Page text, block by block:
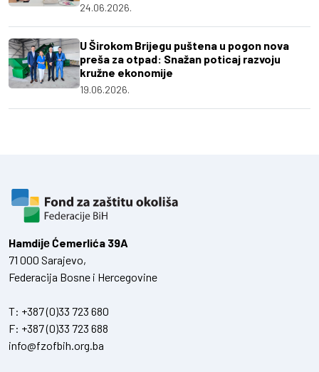
24.06.2026.
U Širokom Brijegu puštena u pogon nova
preša za otpad: Snažan poticaj razvoju
kružne ekonomije
19.06.2026.
Hamdiје Ćemerlića 39A
71 000 Sarajevo,
Federacija Bosne i Hercegovine
T: +387 (0)33 723 680
F: +387 (0)33 723 688
info@fzofbih.org.ba